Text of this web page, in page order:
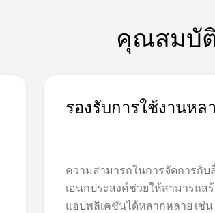
คุณสมบั
รองรับการใช้งานหล
ความสามารถในการจัดการกับ
เอนกประสงค์ช่วยให้สามารถสร้
แอปพลิเคชันได้หลากหลาย เช่